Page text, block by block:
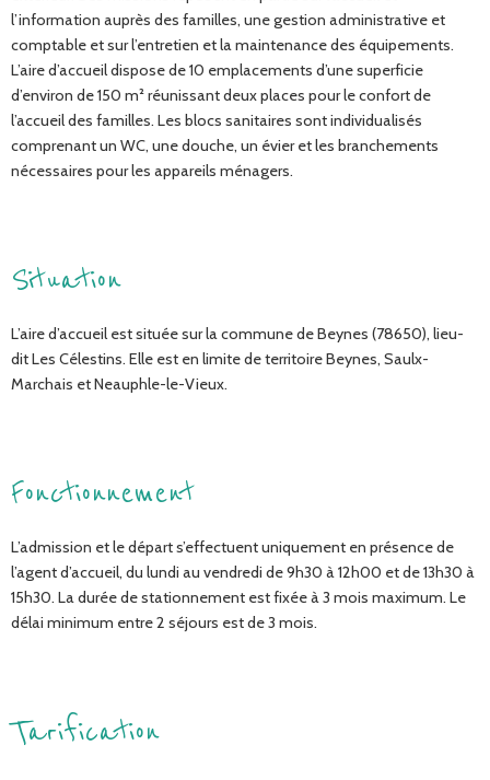
l’information auprès des familles, une gestion administrative et
comptable et sur l’entretien et la maintenance des équipements.
L’aire d’accueil dispose de 10 emplacements d’une superficie
d’environ de 150 m² réunissant deux places pour le confort de
l’accueil des familles. Les blocs sanitaires sont individualisés
comprenant un WC, une douche, un évier et les branchements
nécessaires pour les appareils ménagers.
Situation
L’aire d’accueil est située sur la commune de Beynes (78650), lieu-
dit Les Célestins. Elle est en limite de territoire Beynes, Saulx-
Marchais et Neauphle-le-Vieux.
Fonctionnement
L’admission et le départ s’effectuent uniquement en présence de
l’agent d’accueil, du lundi au vendredi de 9h30 à 12h00 et de 13h30 à
15h30. La durée de stationnement est fixée à 3 mois maximum. Le
délai minimum entre 2 séjours est de 3 mois.
Tarification